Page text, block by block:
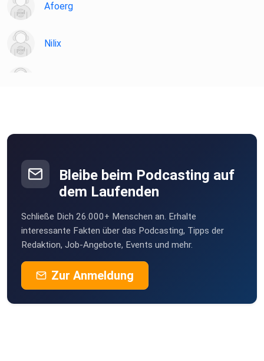
Afoerg
Nilix
Münster-Sarmsheim
Kathrin1506
Majestix
kolmatux
Dortmund-Wickede
Bleibe beim Podcasting auf
dem Laufenden
Schließe Dich 26.000+ Menschen an. Erhalte
interessante Fakten über das Podcasting, Tipps der
Redaktion, Job-Angebote, Events und mehr.
Zur Anmeldung